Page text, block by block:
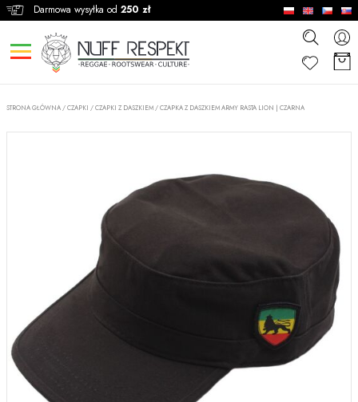
Darmowa wysyłka od 250 zł
STRONA GŁÓWNA /CZAPKI /CZAPKI Z DASZKIEM /CZAPKA Z DASZKIEM ARMY RASTA LION | CZARNA